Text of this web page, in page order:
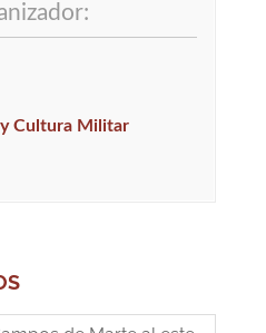
Cultura Militar